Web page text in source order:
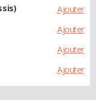
Ajouter
Ajouter
Ajouter
Ajouter